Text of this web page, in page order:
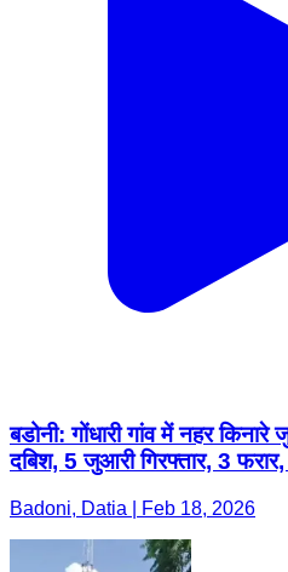
बडोनी: गोंधारी गांव में नहर
दबिश, 5 जुआरी गिरफ्तार, 3
Badoni, Datia | Feb 18, 2026